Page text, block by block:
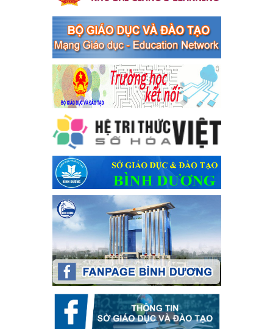
Phối hợp rà soát nhu cầu tiêm vắc xin phòng Covid 19
Phối hợp rà soát nhu cầu tiêm vắc xin phòng Covid 19
Ngày ban hành: 22/11/2023
Phát động, triển khai Cuộc thi " An toàn giao thông cho nụ
cười ngày mai" dành cho học sinh và giáo viên trung học
năm học 2023-2024
Phát động, triển khai Cuộc thi " An toàn giao thông cho nụ cười
ngày mai" dành cho học sinh và giáo viên trung học năm học
Ngày ban hành: 22/11/2023
Nhắc nhỡ thực hiện thanh toán không dùng tiền mặt các
khoản thu trong nhà trường năm học 2023-2024 và các năm
Nhắc nhỡ thực hiện thanh toán không dùng tiền mặt các khoản
thu trong nhà trường năm học 2023-2024 và các năm tiếp theo
Ngày ban hành: 27/09/2023
Hưởng ứng cuộc thi Tìm hiểu Luật Phòng, chống ma túy
Hưởng ứng cuộc thi Tìm hiểu Luật Phòng, chống ma túy
Ngày ban hành: 06/09/2023
Về việc thống kê, lập danh sách đề xuất học sinh nhận học
bổng, hỗ trợ của Chương trình "Tiếp sức đến trường" năm